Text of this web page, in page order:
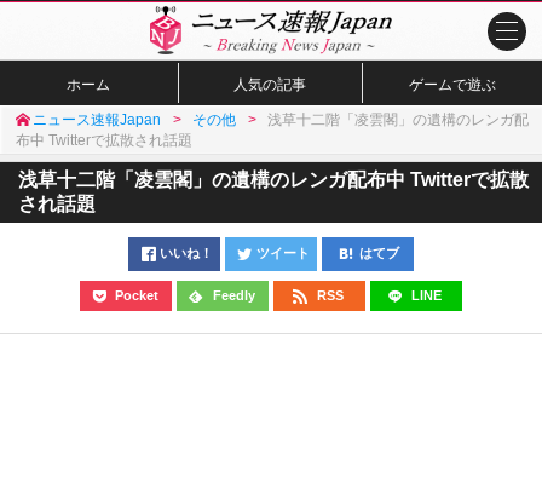
ホーム 人気の記事 ゲームで遊ぶ
ニュース速報Japan その他
浅草十二階「凌雲閣」の遺構のレンガ配
布中 Twitterで拡散され話題
浅草十二階「凌雲閣」の遺構のレンガ配布中 Twitterで拡散
され話題
いいね！ ツイート はてブ
Pocket Feedly RSS LINE